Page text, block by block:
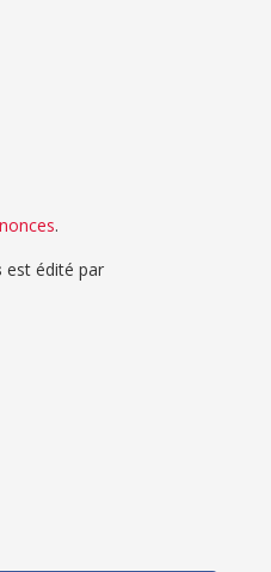
.
est édité par